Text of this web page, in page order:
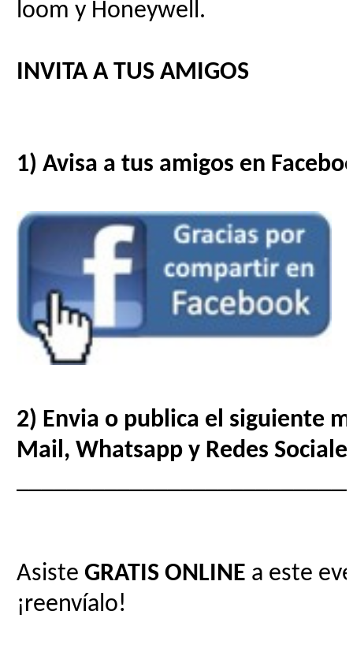
loom y Honeywell.
INVITA A TUS AMIGOS
1) Avisa a tus amigos en
2) Envia o publica el siguiente
Mail, Whatsapp y Redes
Asiste GRATIS ONLINE a este
¡reenvíalo!